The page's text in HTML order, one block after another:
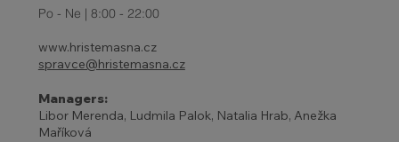
Po - Ne | 8:00 - 22:00
www.hristemasna.cz
spravce@hristemasna.cz
Managers:
Libor Merenda, Ludmila Palok, Natalia Hrab, Anežka
Maříková